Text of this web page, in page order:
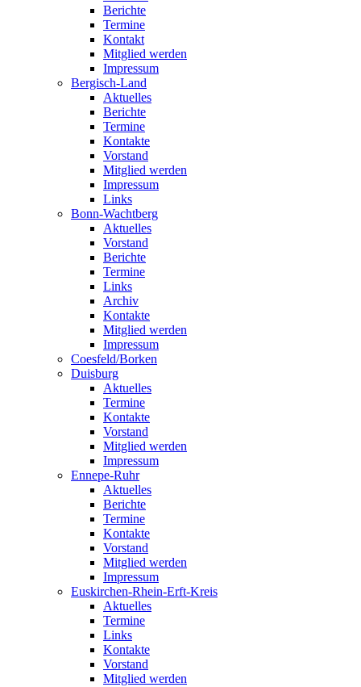
Berichte
Termine
Kontakt
Mitglied werden
Impressum
Bergisch-Land
Aktuelles
Berichte
Termine
Kontakte
Vorstand
Mitglied werden
Impressum
Links
Bonn-Wachtberg
Aktuelles
Vorstand
Berichte
Termine
Links
Archiv
Kontakte
Mitglied werden
Impressum
Coesfeld/Borken
Duisburg
Aktuelles
Termine
Kontakte
Vorstand
Mitglied werden
Impressum
Ennepe-Ruhr
Aktuelles
Berichte
Termine
Kontakte
Vorstand
Mitglied werden
Impressum
Euskirchen-Rhein-Erft-Kreis
Aktuelles
Termine
Links
Kontakte
Vorstand
Mitglied werden